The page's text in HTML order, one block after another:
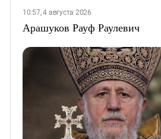
10:57, 4 августа 2026
Арашуков Рауф Раулевич